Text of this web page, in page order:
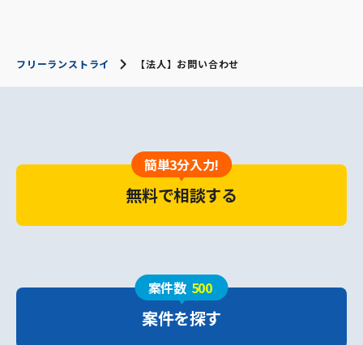
フリーランストライ 【法人】お問い合わせ
簡単3分入力!
無料で相談する
案件数 500
案件を探す